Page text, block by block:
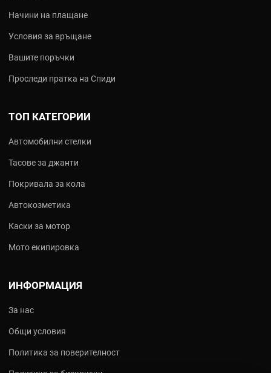
Начини на плащане
Условия за връщане
Вашите поръчки
Проследи пратка на Спиди
ТОП КАТЕГОРИИ
Автомобилни стелки
Тасове за джанти
Покривала за кола
Автокозметика
Каски за мотор
Мото екипировка
ИНФОРМАЦИЯ
За нас
Общи условия
Политика за поверителност